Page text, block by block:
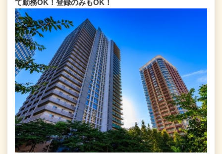
て勤務OK！登録のみもOK！